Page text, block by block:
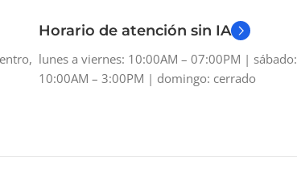
Horario de atención sin IA
lunes a viernes: 10:00AM – 07:00PM | sábado:
10:00AM – 3:00PM | domingo: cerrado